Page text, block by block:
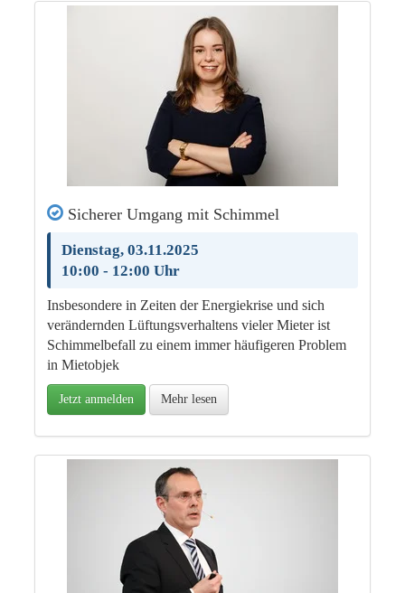
Sicherer Umgang mit Schimmel
Dienstag, 03.11.2025
10:00 - 12:00 Uhr
Insbesondere in Zeiten der Energiekrise und sich
verändernden Lüftungsverhaltens vieler Mieter ist
Schimmelbefall zu einem immer häufigeren Problem
in Mietobjek
Jetzt anmelden Mehr lesen